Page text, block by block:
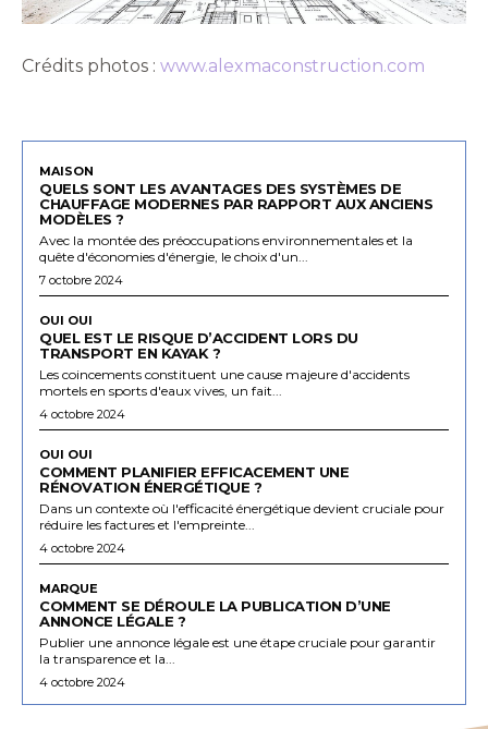
Crédits photos : www.alexmaconstruction.com
MAISON
QUELS SONT LES AVANTAGES DES SYSTÈMES DE
CHAUFFAGE MODERNES PAR RAPPORT AUX ANCIENS
MODÈLES ?
Avec la montée des préoccupations environnementales et la
quête d'économies d'énergie, le choix d'un...
7 octobre 2024
OUI OUI
QUEL EST LE RISQUE D’ACCIDENT LORS DU
TRANSPORT EN KAYAK ?
Les coincements constituent une cause majeure d'accidents
mortels en sports d'eaux vives, un fait...
4 octobre 2024
OUI OUI
COMMENT PLANIFIER EFFICACEMENT UNE
RÉNOVATION ÉNERGÉTIQUE ?
Dans un contexte où l'efficacité énergétique devient cruciale pour
réduire les factures et l'empreinte...
4 octobre 2024
MARQUE
COMMENT SE DÉROULE LA PUBLICATION D’UNE
ANNONCE LÉGALE ?
Publier une annonce légale est une étape cruciale pour garantir
la transparence et la...
4 octobre 2024